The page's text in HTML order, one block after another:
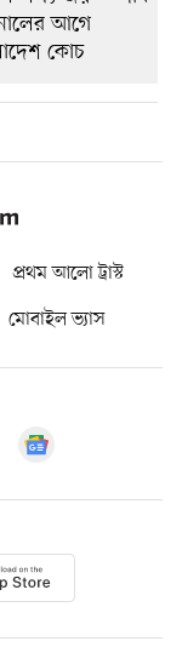
প্রথম আলো ট্রাস্ট
মোবাইল ভ্যাস